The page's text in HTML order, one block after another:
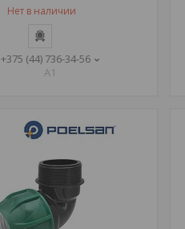
Нет в наличии
+375 (44) 736-34-56
A1